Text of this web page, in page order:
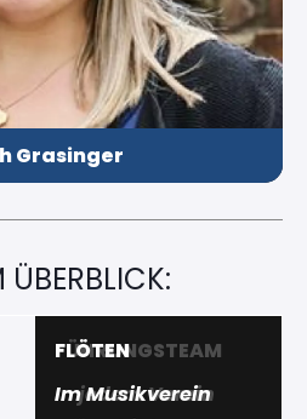
Grasinger
ÜBERBLICK:
FÜHRUNGSTEAM
In jedem Verein
FLÖTEN
Im Musikverein